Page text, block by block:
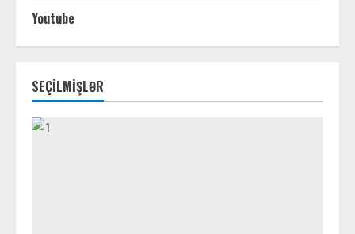
Youtube
SEÇİLMİŞLƏR